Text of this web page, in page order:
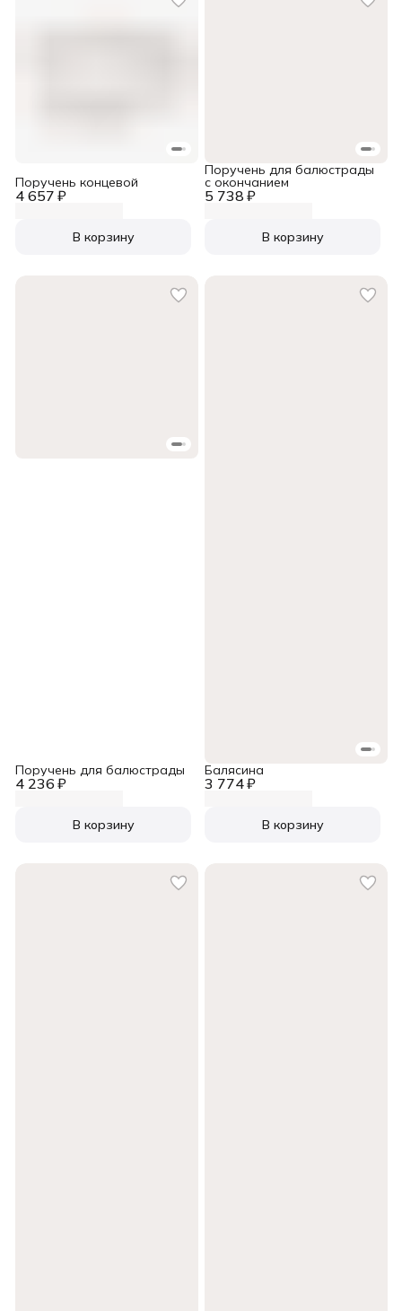
4 657 ₽
Поручень концевой
В корзину
5 738 ₽
Поручень для балюстрады
c окончанием
В корзину
4 236 ₽
Поручень для балюстрады
В корзину
3 774 ₽
Балясина
В корзину